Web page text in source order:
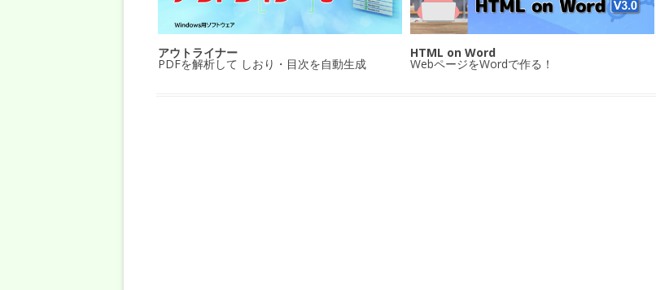
アウトライナー
PDFを解析して しおり・目次を自動生成
HTML on Word
WebページをWordで作る！